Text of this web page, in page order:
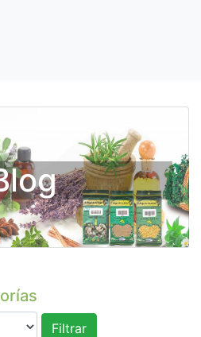
Filtrar